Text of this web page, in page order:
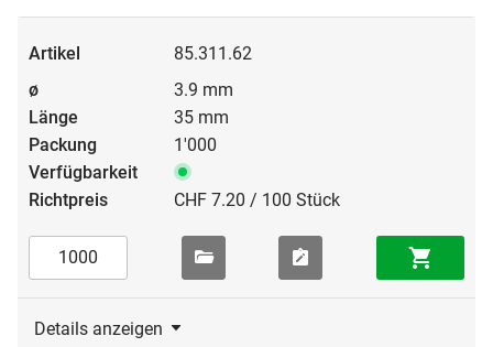
85.311.62
3.9 mm
35 mm
1'000
CHF 7.20 / 100 Stück
Details anzeigen